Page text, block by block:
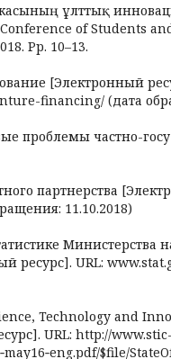
ұлттық
of Students
Pp. 10–13.
[Электронный
financing/ (дата
проблемы частно-
партнерства
11.10.2018)
Министерства
ресурс]. URL:
Technology and
URL: http://
$file/